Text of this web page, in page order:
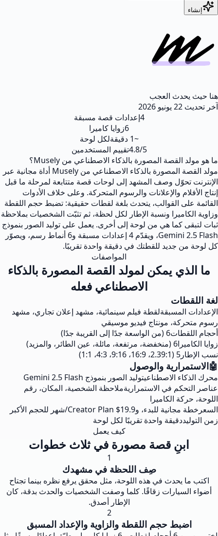
إنشاء
هنا حيث يحدث العجب
آخر تحديث 22 يونيو 2026
4إعدادات قصة مسبقة
6زوايا كاميرا
~1 دقيقة
لكل لوحة
4.8/5تقييم المستخدمين
ما هو مولد القصة المصورة بالذكاء الاصطناعي من Musely؟
مولد القصة المصورة بالذكاء الاصطناعي من Musely أداة مجانية عبر
الإنترنت تحوّل وصف المشهد إلى لوحات قصة متتابعة لمرحلة ما قبل
إنتاج الأفلام والإعلانات والرسوم المتحركة. وعلى خلاف الأدوات
القائمة على القوالب، يتحدث بلغة لقطات حقيقية: تضبط حجم اللقطة
وزاوية الكاميرا ونسبة الإطار لكل لحظة، ثم تثبّت الشخصيات بملاحظة
ثبات لتبقى كما هي من لوحة إلى أخرى. يعمل على توليد الصور بنموذج
Gemini 2.5 Flash، ويقدّم 4 إعدادات مسبقة و6 أنماط رسم، ويصوّر
كل لوحة من جديد للقطتك في دقيقة واحدة تقريبًا.
المواصفات
ما الذي يمكن لمولد القصة المصورة بالذكاء
الاصطناعي فعله
لغة اللقطات
الإعدادات المسبقةلقطة فيلم سينمائية، مشهد إعلان تجاري، مشهد
رسوم متحركة، مونتاج فيديو موسيقي
أحجام اللقطات6 (من الواسعة جدًا إلى القريبة جدًا)
زوايا الكاميرا6 (منخفضة، مرتفعة، مائلة، عين الطائر، والمزيد)
نسب الإطار 5 (2.39:1، 16:9، 9:16، 4:3، 1:1)
🤖الاستمرارية والوصول
محرك الذكاء الاصطناعيتوليد الصور بنموذج Gemini 2.5 Flash
عناصر التحكم في الاستمراريةملاحظة الشخصية، المكان، رقم
اللوحة، حركة الكاميرا
السعر خطة مجانية للبدء، وCreator Plan ‎$19.9‎/شهر للحجم الأكبر
زمن التوليددقيقة واحدة تقريبًا لكل لوحة
كيف يعمل
ابنِ قصة مصورة في ثلاث خطوات
1
صِف اللحظة في مشهدك
اكتب ما يحدث في هذه اللوحة، مثل محقق يرفع نظره بينما تجتاح
أضواء السيارات زقاقًا. كلما وصفت الشخصيات والحدث بدقة، كان
الإطار أصدق.
2
اضبط حجم اللقطة والزاوية والإعداد المسبق